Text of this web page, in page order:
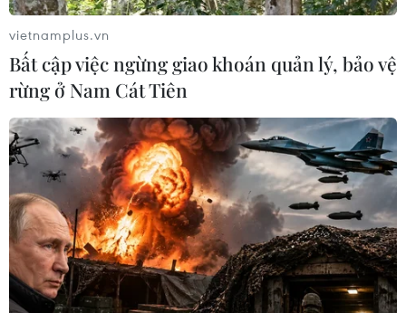
vietnamplus.vn
Bất cập việc ngừng giao khoán quản lý, bảo vệ
rừng ở Nam Cát Tiên